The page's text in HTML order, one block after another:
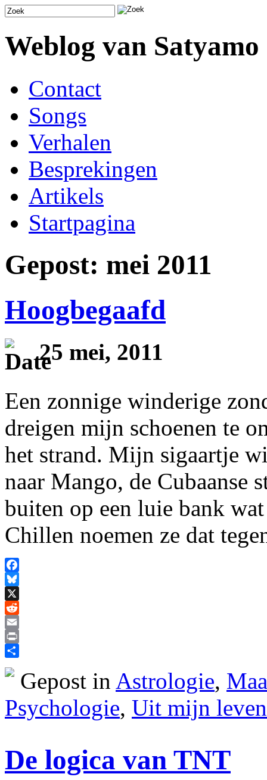
Weblog van Satyamo
Contact
Songs
Verhalen
Besprekingen
Artikels
Startpagina
Gepost: mei 2011
Hoogbegaafd
25 mei, 2011
Een zonnige winderige
dreigen mijn schoenen te
het strand. Mijn sigaartje
naar Mango, de Cubaanse
buiten op een luie bank
Chillen noemen ze dat
Facebook
Bluesky
X
Reddit
Email
Print
Delen
Gepost in Astrologie,
Psychologie, Uit mijn leven
De logica van TNT